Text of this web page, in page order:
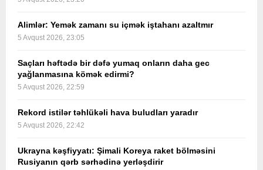
Alimlər: Yemək zamanı su içmək iştahanı azaltmır
5 Avqust 2026, 23:05
Saçları həftədə bir dəfə yumaq onların daha gec
yağlanmasına kömək edirmi?
5 Avqust 2026, 22:59
Rekord istilər təhlükəli hava buludları yaradır
5 Avqust 2026, 22:42
Ukrayna kəşfiyyatı: Şimali Koreya raket bölməsini
Rusiyanın qərb sərhədinə yerləşdirir